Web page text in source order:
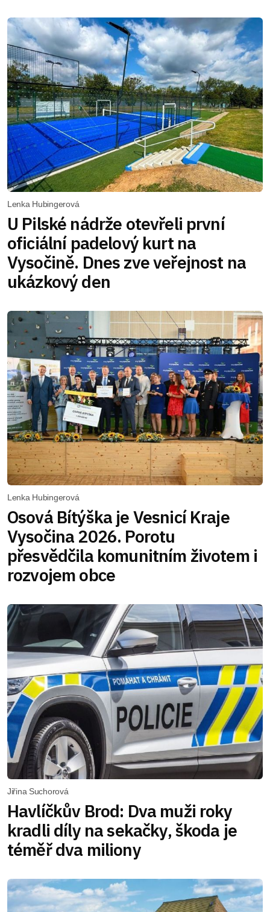
Lenka Hubingerová
U Pilské nádrže otevřeli první
oficiální padelový kurt na
Vysočině. Dnes zve veřejnost na
ukázkový den
Lenka Hubingerová
Osová Bítýška je Vesnicí Kraje
Vysočina 2026. Porotu
přesvědčila komunitním životem i
rozvojem obce
Jiřina Suchorová
Havlíčkův Brod: Dva muži roky
kradli díly na sekačky, škoda je
téměř dva miliony